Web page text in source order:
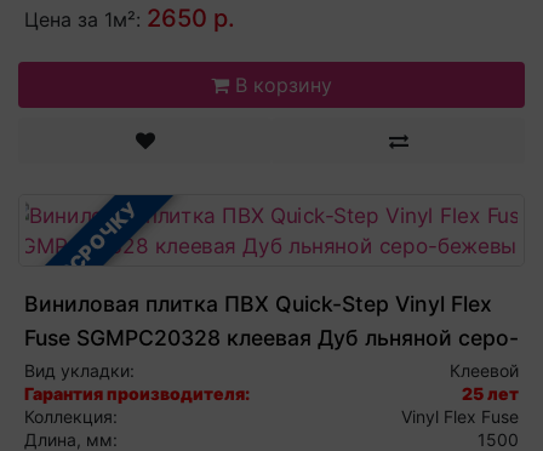
Цена за 1м²: 2650 р.
В корзину
В РАССРОЧКУ
Виниловая плитка ПВХ Quick-Step Vinyl Flex
Fuse SGMPC20328 клеевая Дуб льняной серо-
бежевый
Вид укладки:
Клеевой
Гарантия производителя:
25 лет
Коллекция:
Vinyl Flex Fuse
Длина, мм:
1500